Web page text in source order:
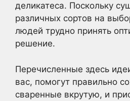
деликатеса. Поскольку
различных сортов на
людей трудно принять
решение.
Перечисленные здесь
вас, помогут правильно
сваренные вкрутую, и